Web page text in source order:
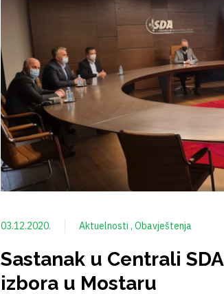
03.12.2020. Aktuelnosti Obavještenja
Sastanak u Centrali
izbora u Mostaru